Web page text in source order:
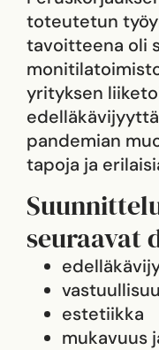
toteutetun
tavoitteena oli
yrityksen
pandemian
tapoja ja
seuraavat
estetiikka
mukavuus